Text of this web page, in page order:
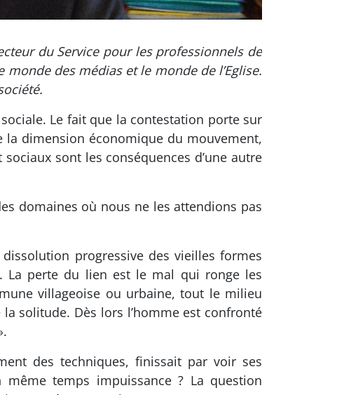
du Service pour les professionnels de
des médias et le monde de l’Eglise.
Le fait que la contestation porte sur
la dimension économique du mouvement,
sont les conséquences d’une autre
domaines où nous ne les attendions pas
progressive des vieilles formes
La perte du lien est le mal qui ronge les
villageoise ou urbaine, tout le milieu
solitude. Dès lors l’homme est confronté
des techniques, finissait par voir ses
temps impuissance ? La question